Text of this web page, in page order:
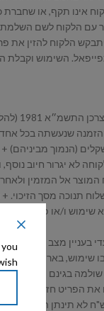
אינו תקף, או
עם הלקוח לשם השלמת
הלקוח להזין
השימוש וקבלת
חיוב נוסף, ויוחזרו ללקוח
קבלת הסחורה במחסני
של 5% מסכום העיסקה או 100 שקלים
שימוש ו/או פגם ו/או
בעניין מצב הסחורה
14 יום מקבלתו (במקרה של אביזרים